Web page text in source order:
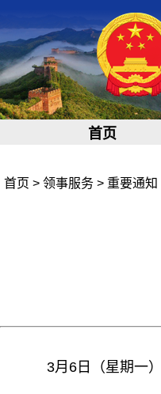
首页
首页 > 领事服务 > 重要通知
3月6日（星期一